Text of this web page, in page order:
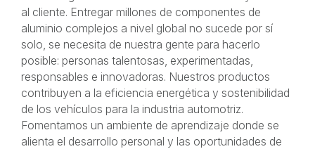
al cliente. Entregar millones de componentes de
aluminio complejos a nivel global no sucede por sí
solo, se necesita de nuestra gente para hacerlo
posible: personas talentosas, experimentadas,
responsables e innovadoras. Nuestros productos
contribuyen a la eficiencia energética y sostenibilidad
de los vehículos para la industria automotriz.
Fomentamos un ambiente de aprendizaje donde se
alienta el desarrollo personal y las oportunidades de